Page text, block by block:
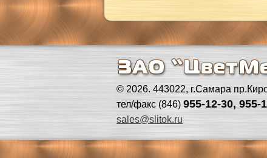
© 2026. 443022, г.Самара
тел/факс (846) 955-12-30, 955-
sales@slitok.ru